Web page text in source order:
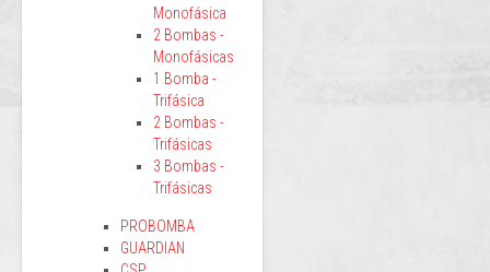
Monofásica
2 Bombas -
Monofásicas
1 Bomba -
Trifásica
2 Bombas -
Trifásicas
3 Bombas -
Trifásicas
PROBOMBA
GUARDIAN